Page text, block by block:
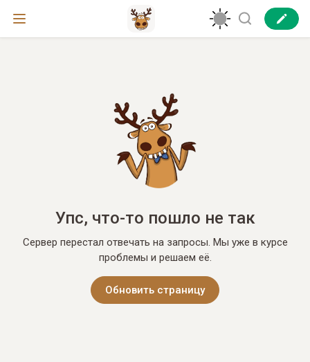
Упс, что-то пошло не так
Сервер перестал отвечать на запросы. Мы уже в курсе
проблемы и решаем её.
Обновить страницу